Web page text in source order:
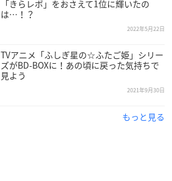
「きらレボ」をおさえて1位に輝いたの
は…！？
2022年5月22日
TVアニメ「ふしぎ星の☆ふたご姫」シリー
ズがBD-BOXに！あの頃に戻った気持ちで
見よう
2021年9月30日
もっと見る